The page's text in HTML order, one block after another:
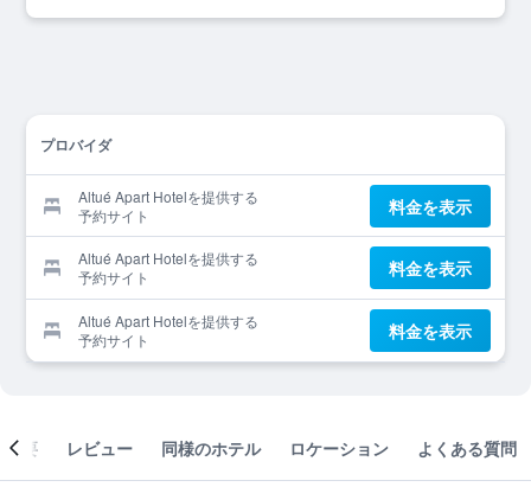
プロバイダ
Altué Apart Hotelを提供する
予約サイト
料金を表示
Altué Apart Hotelを提供する
予約サイト
料金を表示
Altué Apart Hotelを提供する
予約サイト
料金を表示
概要 レビュー 同様のホテル ロケーション よくある質問